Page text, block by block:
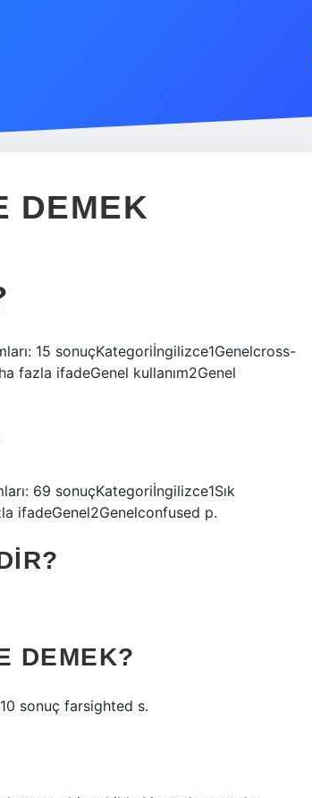
DEMEK
15 sonuçKategoriİngilizce1Genelcross-
fazla ifadeGenel kullanım2Genel
69 sonuçKategoriİngilizce1Sık
ifadeGenel2Genelconfused p.
DEMEK?
sonuç farsighted s.